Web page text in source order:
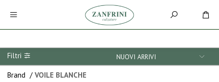
Filtri
Brand / VOILE BLANCHE